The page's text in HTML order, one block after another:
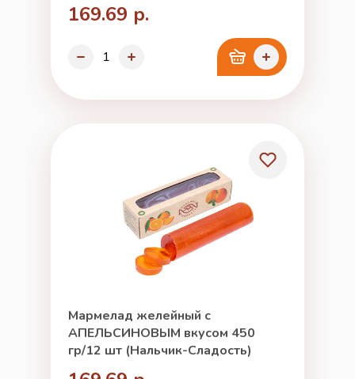
169.69 р.
Мармелад желейный с
АПЕЛЬСИНОВЫМ вкусом 450
гр/12 шт (Нальчик-Сладость)